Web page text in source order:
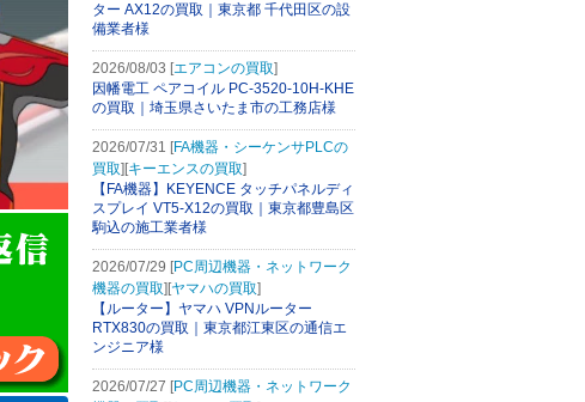
ター AX12の買取｜東京都 千代田区の設
備業者様
2026/08/03 [エアコンの買取]
因幡電工 ペアコイル PC-3520-10H-KHE
の買取｜埼玉県さいたま市の工務店様
2026/07/31 [FA機器・シーケンサPLCの
買取][キーエンスの買取]
【FA機器】KEYENCE タッチパネルディ
スプレイ VT5-X12の買取｜東京都豊島区
駒込の施工業者様
2026/07/29 [PC周辺機器・ネットワーク
機器の買取][ヤマハの買取]
【ルーター】ヤマハ VPNルーター
RTX830の買取｜東京都江東区の通信エ
ンジニア様
2026/07/27 [PC周辺機器・ネットワーク